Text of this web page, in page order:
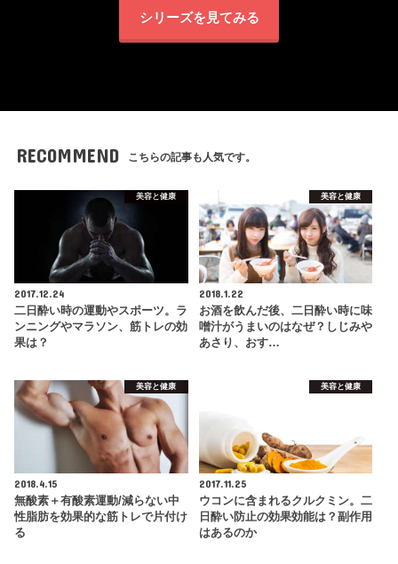
シリーズを見てみる
RECOMMEND こちらの記事も人気です。
美容と健康
2017.12.24
二日酔い時の運動やスポーツ。ラ
ンニングやマラソン、筋トレの効
果は？
美容と健康
2018.1.22
お酒を飲んだ後、二日酔い時に味
噌汁がうまいのはなぜ？しじみや
あさり、おす…
美容と健康
2018.4.15
無酸素＋有酸素運動/減らない中
性脂肪を効果的な筋トレで片付け
る
美容と健康
2017.11.25
ウコンに含まれるクルクミン。二
日酔い防止の効果効能は？副作用
はあるのか